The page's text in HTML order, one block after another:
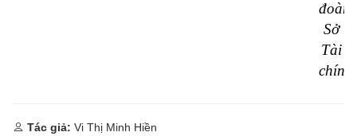
đoàn
Sở
Tài
chính
Tác giả: Vi Thị Minh Hiền